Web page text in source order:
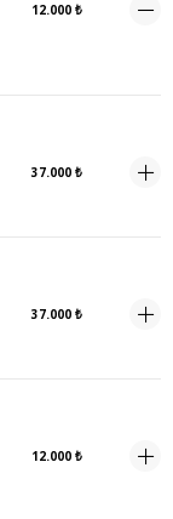
12.000 ₺
37.000 ₺
37.000 ₺
12.000 ₺